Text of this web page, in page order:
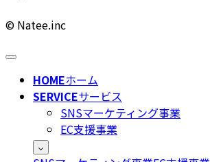
© Natee.inc
HOMEホーム
SERVICEサービス
SNSマーケティング事業
EC支援事業